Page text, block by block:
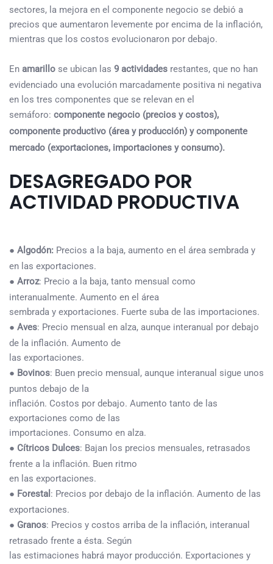
sectores, la mejora en el componente negocio se debió a
precios que aumentaron levemente por encima de la inflación,
mientras que los costos evolucionaron por debajo.
En amarillo se ubican las 9 actividades restantes, que no han
evidenciado una evolución marcadamente positiva ni negativa
en los tres componentes que se relevan en el
semáforo: componente negocio (precios y costos),
componente productivo (área y producción) y componente
mercado (exportaciones, importaciones y consumo).
DESAGREGADO POR
ACTIVIDAD PRODUCTIVA
● Algodón: Precios a la baja, aumento en el área sembrada y
en las exportaciones.
● Arroz: Precio a la baja, tanto mensual como
interanualmente. Aumento en el área
sembrada y exportaciones. Fuerte suba de las importaciones.
● Aves: Precio mensual en alza, aunque interanual por debajo
de la inflación. Aumento de
las exportaciones.
● Bovinos: Buen precio mensual, aunque interanual sigue unos
puntos debajo de la
inflación. Costos por debajo. Aumento tanto de las
exportaciones como de las
importaciones. Consumo en alza.
● Cítricos Dulces: Bajan los precios mensuales, retrasados
frente a la inflación. Buen ritmo
en las exportaciones.
● Forestal : Precios por debajo de la inflación. Aumento de las
exportaciones.
● Granos: Precios y costos arriba de la inflación, interanual
retrasado frente a ésta. Según
las estimaciones habrá mayor producción. Exportaciones y